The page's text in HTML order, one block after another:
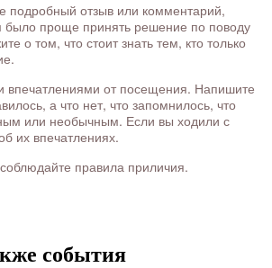
подробный отзыв или комментарий,
проще принять решение по поводу
о том, что стоит знать тем, кто только
впечатлениями от посещения. Напишите
а что нет, что запомнилось, что
или необычным. Если вы ходили с
их впечатлениях.
правила приличия.
события